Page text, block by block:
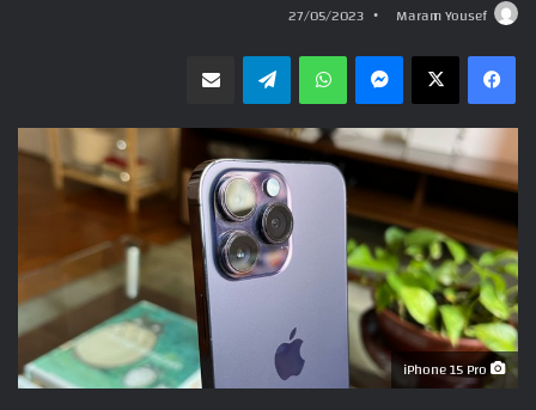
Maram Yousef
27/05/2023
ماسنجر واتسابتيلقرام
iPhone 15 Pro